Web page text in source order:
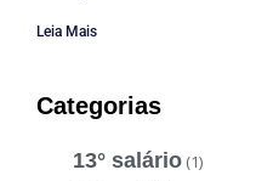
Leia Mais
Categorias
13° salário (1)